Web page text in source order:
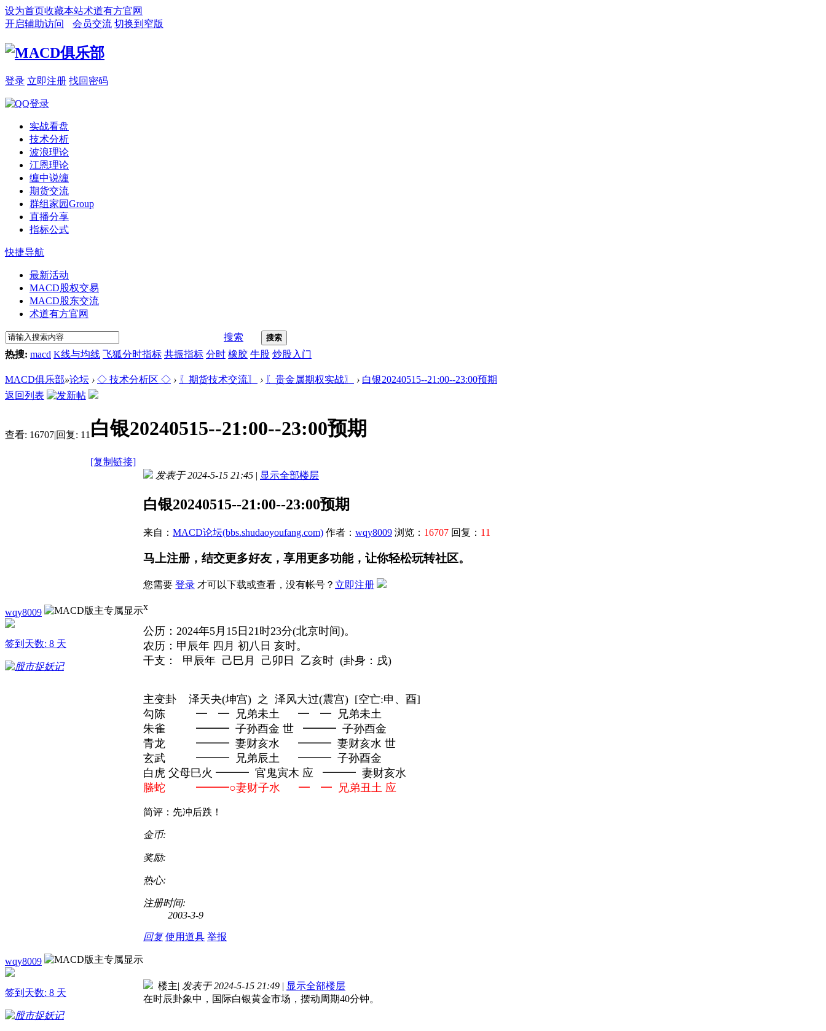
设为首页收藏本站术道有方官网
开启辅助访问
会员交流 切换到窄版
登录 立即注册 找回密码
实战看盘
技术分析
波浪理论
江恩理论
缠中说缠
期货交流
群组家园Group
直播分享
指标公式
快捷导航
最新活动
MACD股权交易
MACD股东交流
术道有方官网
搜索 搜索
热搜: macd K线与均线 飞狐分时指标 共振指标 分时 橡胶 牛股 炒股入门
MACD俱乐部»论坛 › ◇ 技术分析区 ◇ › 〖期货技术交流〗 › 〖贵金属期权实战〗 › 白银20240515--21:00--23:00预期
返回列表
查看: 16707|回复: 11 白银20240515--21:00--23:00预期
[复制链接]
wqy8009
签到天数: 8 天
发表于 2024-5-15 21:45 | 显示全部楼层
白银20240515--21:00--23:00预期
来自： MACD论坛(bbs.shudaoyoufang.com) 作者： wqy8009 浏览： 16707 回复： 11
马上注册，结交更多好友，享用更多功能，让你轻松玩转社区。
您需要 登录 才可以下载或查看，没有帐号？ 立即注册
x
公历：2024年5月15日21时23分(北京时间)。
农历：甲辰年 四月 初八日 亥时。
干支： 甲辰年 己巳月 己卯日 乙亥时 (卦身：戌)
主变卦 泽天夬(坤宫) 之 泽风大过(震宫) [空亡:申、酉]
勾陈 ━ ━ 兄弟未土 ━ ━ 兄弟未土
朱雀 ━━━ 子孙酉金 世 ━━━ 子孙酉金
青龙 ━━━ 妻财亥水 ━━━ 妻财亥水 世
玄武 ━━━ 兄弟辰土 ━━━ 子孙酉金
白虎 父母巳火 ━━━ 官鬼寅木 应 ━━━ 妻财亥水
螣蛇 ━━━○妻财子水 ━ ━ 兄弟丑土 应
简评：先冲后跌！
金币:
奖励:
热心:
注册时间:
2003-3-9
回复 使用道具 举报
wqy8009
签到天数: 8 天
楼主| 发表于 2024-5-15 21:49 | 显示全部楼层
在时辰卦象中，国际白银黄金市场，摆动周期40分钟。